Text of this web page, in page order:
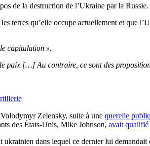
de la destruction de l’Ukraine par la Russie.
terres qu’elle occupe actuellement et que
capitulation ».
paix […] Au contraire, ce sont des
Zelensky, suite à une querelle
des États-Unis, Mike Johnson, avait qualifié
ukrainien dans lequel ce dernier lui